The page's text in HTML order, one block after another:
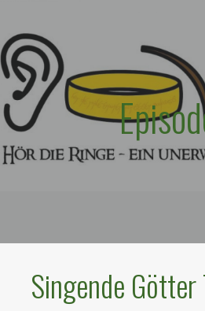
springen
HÖR DIE RINGE
Singende Götter